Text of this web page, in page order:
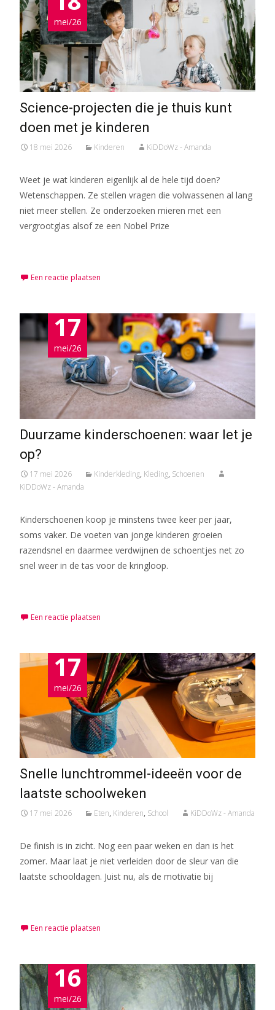
mei/26
Science-projecten die je thuis kunt
doen met je kinderen
18 mei 2026 Kinderen KiDDoWz - Amanda
Weet je wat kinderen eigenlijk al de hele tijd doen?
Wetenschappen. Ze stellen vragen die volwassenen al lang
niet meer stellen. Ze onderzoeken mieren met een
vergrootglas alsof ze een Nobel Prize
Een reactie plaatsen
17
mei/26
Duurzame kinderschoenen: waar let je
op?
17 mei 2026 Kinderkleding, Kleding, Schoenen
KiDDoWz - Amanda
Kinderschoenen koop je minstens twee keer per jaar,
soms vaker. De voeten van jonge kinderen groeien
razendsnel en daarmee verdwijnen de schoentjes net zo
snel weer in de tas voor de kringloop.
Een reactie plaatsen
17
mei/26
Snelle lunchtrommel-ideeën voor de
laatste schoolweken
17 mei 2026 Eten, Kinderen, School KiDDoWz - Amanda
De finish is in zicht. Nog een paar weken en dan is het
zomer. Maar laat je niet verleiden door de sleur van die
laatste schooldagen. Juist nu, als de motivatie bij
Een reactie plaatsen
16
mei/26